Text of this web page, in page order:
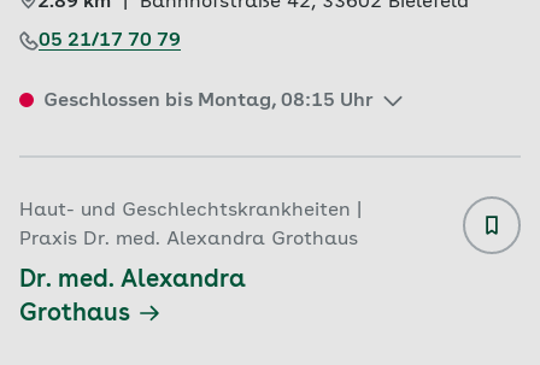
05 21/17 70 79
Geschlossen bis Montag, 08:15 Uhr
Haut- und Geschlechtskrankheiten |
Praxis Dr. med. Alexandra Grothaus
Dr. med. Alexandra
Grothaus